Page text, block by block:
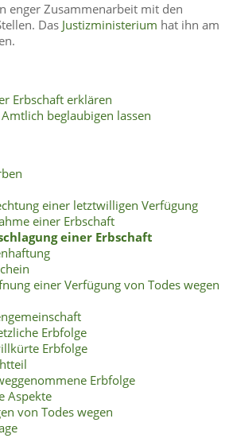
enger Zusammenarbeit mit den
Das Justizministerium hat ihn am
Erbschaft erklären
beglaubigen lassen
einer letztwilligen Verfügung
einer Erbschaft
einer Erbschaft
einer Verfügung von Todes wegen
Erbfolge
Erbfolge
Erbfolge
Aspekte
von Todes wegen